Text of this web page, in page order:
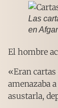
Las
en
El hombre
«Eran cartas
amenazaba
asustarla,